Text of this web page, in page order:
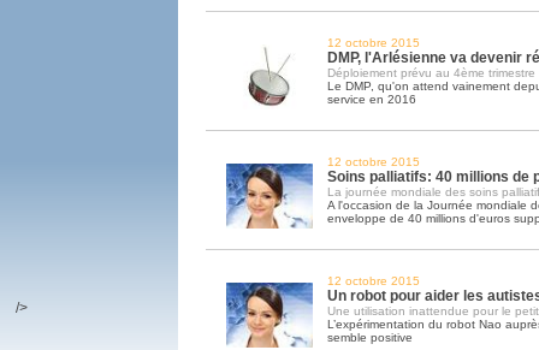
12 octobre 2015
DMP, l'Arlésienne va devenir
Déploiement prévu au 4ème trimestre
Le DMP, qu'on attend vainement
service en 2016
12 octobre 2015
Soins palliatifs: 40 millions de
La journée mondiale des soins
A l'occasion de la Journée mondiale
enveloppe de 40 millions d'euros
12 octobre 2015
Un robot pour aider les
Une utilisation inattendue pour le
L’expérimentation du robot Nao
semble positive
/>